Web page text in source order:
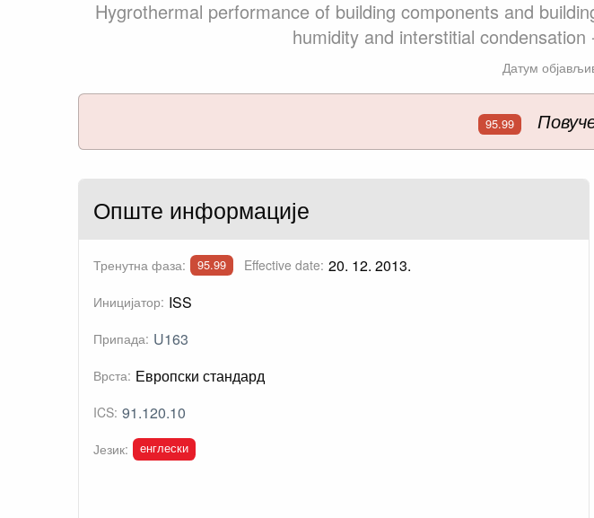
Hygrothermal performance of building components and
humidity and interstitial
Датум
95.99
Опште информације
Тренутна фаза: 95.99 Effective date: 20. 12. 2013.
Иницијатор: ISS
Припада: U163
Врста: Европски стандард
ICS: 91.120.10
Језик: енглески